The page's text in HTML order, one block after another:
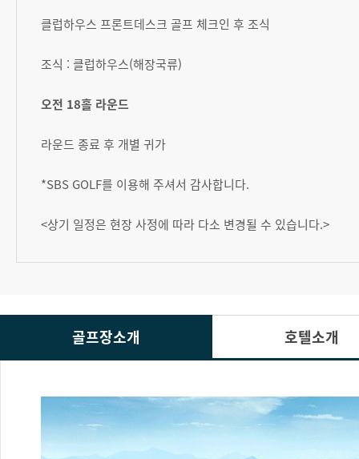
클럽하우스 프론트데스크 골프 체크인 후 조식
조식 : 클럽하우스(해장국류)
오전 18홀 라운드
라운드 종료 후 개별 귀가
*SBS GOLF를 이용해 주셔서 감사합니다.
<상기 일정은 현장 사정에 따라 다소 변경될 수 있습니다.>
골프장소개 호텔소개